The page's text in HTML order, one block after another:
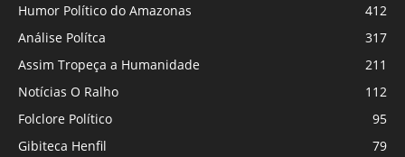
Humor Político do Amazonas
412
Análise Polítca
317
Assim Tropeça a Humanidade
211
Notícias O Ralho
112
Folclore Político
95
Gibiteca Henfil
79